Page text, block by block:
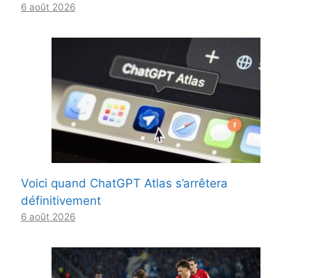
6 août 2026
Voici quand ChatGPT Atlas s’arrêtera
définitivement
6 août 2026